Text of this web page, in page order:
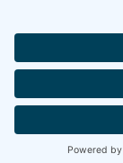
Notruf bei
Notdienst:
Telefon: 08193-
© 2020 All rights